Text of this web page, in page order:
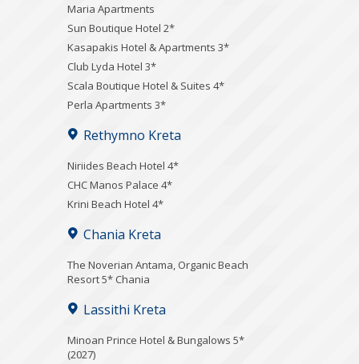
Maria Apartments
Sun Boutique Hotel 2*
Kasapakis Hotel & Apartments 3*
Club Lyda Hotel 3*
Scala Boutique Hotel & Suites 4*
Perla Apartments 3*
Rethymno Kreta
Niriides Beach Hotel 4*
CHC Manos Palace 4*
Krini Beach Hotel 4*
Chania Kreta
Τhe Noverian Antama, Organic Beach
Resort 5* Chania
Lassithi Kreta
Minoan Prince Hotel & Bungalows 5*
(2027)